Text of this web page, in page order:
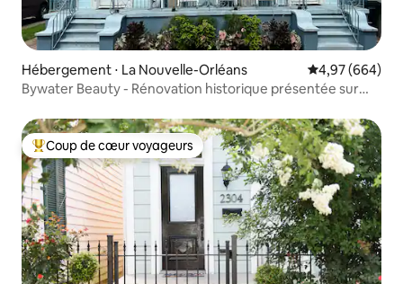
Hébergement ⋅ La Nouvelle-Orléans Évaluation
4,97 (664)
Bywater Beauty - Rénovation historique présentée sur
Coups de cœur voyageurs les plus appréciés
Coup de cœur voyageurs